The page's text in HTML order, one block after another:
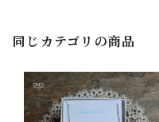
同じカテゴリの商品